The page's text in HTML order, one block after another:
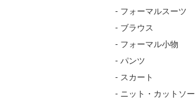
- フォーマルスーツ
- ブラウス
- フォーマル小物
- パンツ
- スカート
- ニット・カットソー